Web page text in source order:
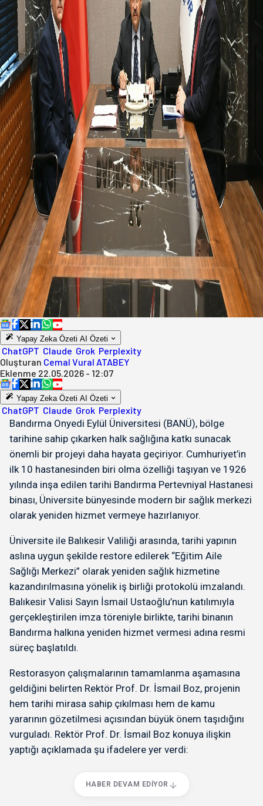
Yapay Zeka Özeti AI Özeti
ChatGPT Claude Grok Perplexity
Oluşturan Cemal Vural ATABEY
Eklenme 22.05.2026 - 12:07
Yapay Zeka Özeti AI Özeti
ChatGPT Claude Grok Perplexity
Bandırma Onyedi Eylül Üniversitesi (BANÜ), bölge
tarihine sahip çıkarken halk sağlığına katkı sunacak
önemli bir projeyi daha hayata geçiriyor. Cumhuriyet’in
ilk 10 hastanesinden biri olma özelliği taşıyan ve 1926
yılında inşa edilen tarihi Bandırma Pertevniyal Hastanesi
binası, Üniversite bünyesinde modern bir sağlık merkezi
olarak yeniden hizmet vermeye hazırlanıyor.
Üniversite ile Balıkesir Valiliği arasında, tarihi yapının
aslına uygun şekilde restore edilerek “Eğitim Aile
Sağlığı Merkezi” olarak yeniden sağlık hizmetine
kazandırılmasına yönelik iş birliği protokolü imzalandı.
Balıkesir Valisi Sayın İsmail Ustaoğlu’nun katılımıyla
gerçekleştirilen imza töreniyle birlikte, tarihi binanın
Bandırma halkına yeniden hizmet vermesi adına resmi
süreç başlatıldı.
Restorasyon çalışmalarının tamamlanma aşamasına
geldiğini belirten Rektör Prof. Dr. İsmail Boz, projenin
hem tarihi mirasa sahip çıkılması hem de kamu
yararının gözetilmesi açısından büyük önem taşıdığını
vurguladı. Rektör Prof. Dr. İsmail Boz konuya ilişkin
yaptığı açıklamada şu ifadelere yer verdi:
HABER DEVAM EDIYOR